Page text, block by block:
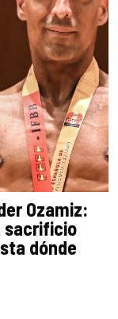
Ozamiz:
sacrificio
dónde